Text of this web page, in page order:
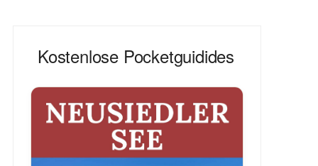
Kostenlose Pocketguidides